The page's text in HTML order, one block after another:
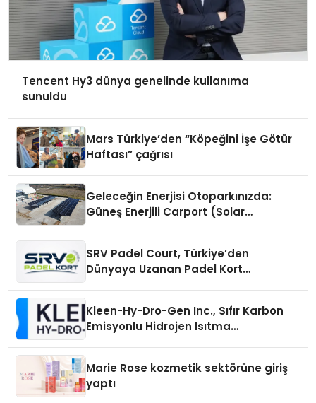
Tencent Hy3 dünya genelinde kullanıma
sunuldu
Mars Türkiye’den “Köpeğini İşe Götür
Haftası” çağrısı
Geleceğin Enerjisi Otoparkınızda:
Güneş Enerjili Carport (Solar
SRV Padel Court, Türkiye’den
Dünyaya Uzanan Padel Kort
Kleen-Hy-Dro-Gen Inc., Sıfır Karbon
Emisyonlu Hidrojen Isıtma
Marie Rose kozmetik sektörüne giriş
yaptı